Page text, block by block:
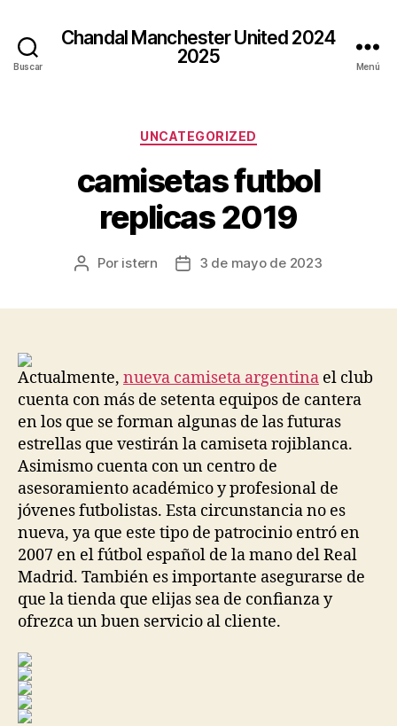
Buscar
Chandal Manchester United 2024
2025
Menú
Categorías
UNCATEGORIZED
camisetas futbol
replicas 2019
Autor
Por istern
Fecha3 de mayo de 2023
Actualmente, nueva camiseta argentina el club
cuenta con más de setenta equipos de cantera
en los que se forman algunas de las futuras
estrellas que vestirán la camiseta rojiblanca.
Asimismo cuenta con un centro de
asesoramiento académico y profesional de
jóvenes futbolistas. Esta circunstancia no es
nueva, ya que este tipo de patrocinio entró en
2007 en el fútbol español de la mano del Real
Madrid. También es importante asegurarse de
que la tienda que elijas sea de confianza y
ofrezca un buen servicio al cliente.